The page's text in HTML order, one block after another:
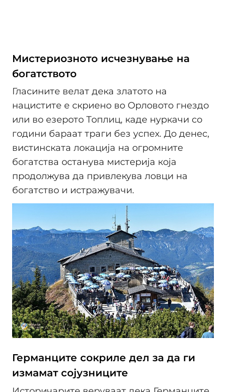
Мистериозното исчезнување на
богатството
Гласините велат дека златото на
нацистите е скриено во Орловото гнездо
или во езерото Топлиц, каде нуркачи со
години бараат траги без успех. До денес,
вистинската локација на огромните
богатства останува мистерија која
продолжува да привлекува ловци на
богатство и истражувачи.
Германците сокриле дел за да ги
измамат сојузниците